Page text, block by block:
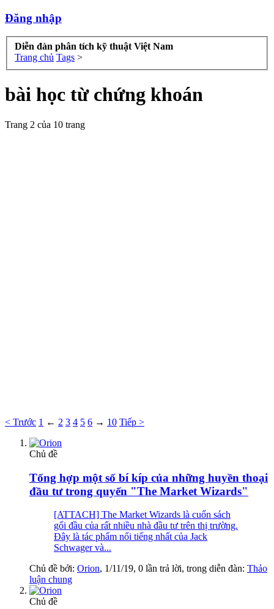
Đăng nhập
Diễn đàn phân tích kỹ thuật Việt Nam
Trang chủ Tags >
bài học từ chứng khoán
Trang 2 của 10 trang
< Trước 1 ← 2 3 4 5 6 → 10 Tiếp >
Chủ đề
Tổng hợp một số bí kíp của những huyền thoại
đầu tư trong quyển "The Market Wizards"
[ATTACH] The Market Wizards là cuốn sách
gối đầu của rất nhiều nhà đầu tư trên thị trường.
Đây là tác phẩm nổi tiếng nhất của Jack
Schwager và...
Chủ đề bởi: Orion, 1/11/19, 0 lần trả lời, trong diễn đàn: Thảo
luận chung
Chủ đề